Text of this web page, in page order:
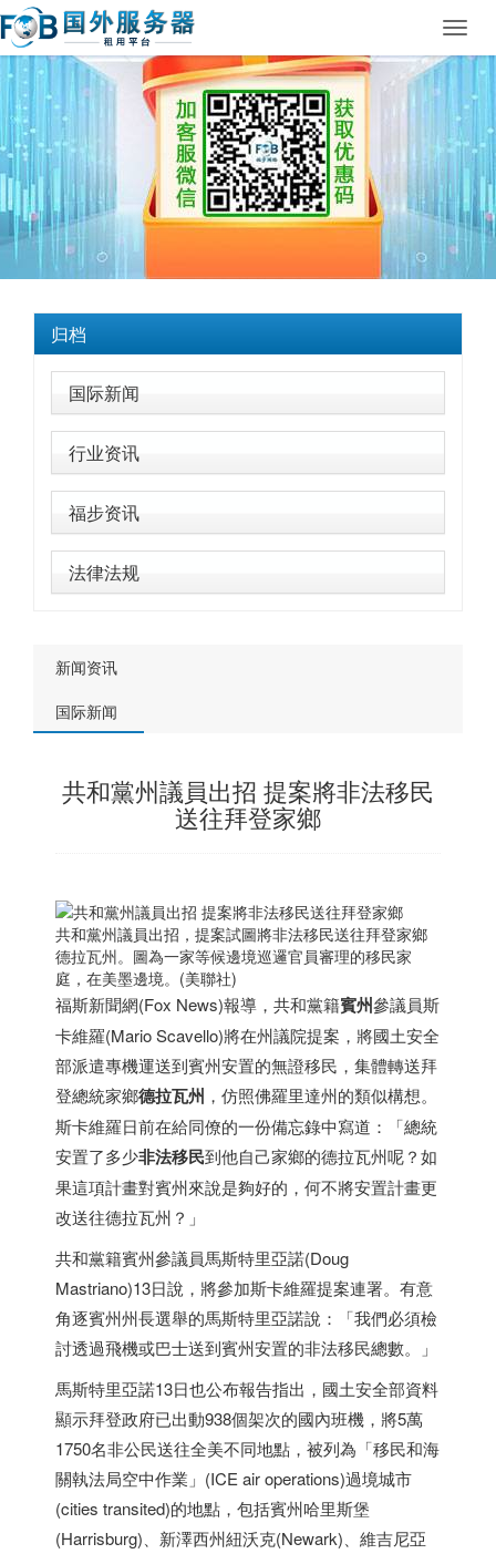
归档
国际新闻
行业资讯
福步资讯
法律法规
新闻资讯
国际新闻
共和黨州議員出招 提案將非法移民
送往拜登家鄉
共和黨州議員出招，提案試圖將非法移民送往拜登家鄉
德拉瓦州。圖為一家等候邊境巡邏官員審理的移民家
庭，在美墨邊境。(美聯社)
福斯新聞網(Fox News)報導，共和黨籍賓州參議員斯
卡維羅(Mario Scavello)將在州議院提案，將國土安全
部派遣專機運送到賓州安置的無證移民，集體轉送拜
登總統家鄉德拉瓦州 ，仿照佛羅里達州的類似構想。
斯卡維羅日前在給同僚的一份備忘錄中寫道：「總統
安置了多少非法移民到他自己家鄉的德拉瓦州呢？如
果這項計畫對賓州來說是夠好的，何不將安置計畫更
改送往德拉瓦州？」
共和黨籍賓州參議員馬斯特里亞諾(Doug
Mastriano)13日說，將參加斯卡維羅提案連署。有意
角逐賓州州長選舉的馬斯特里亞諾說：「我們必須檢
討透過飛機或巴士送到賓州安置的非法移民總數。」
馬斯特里亞諾13日也公布報告指出，國土安全部資料
顯示拜登政府已出動938個架次的國內班機，將5萬
1750名非公民送往全美不同地點，被列為「移民和海
關執法局空中作業」(ICE air operations)過境城市
(cities transited)的地點，包括賓州哈里斯堡
(Harrisburg)、新澤西州紐沃克(Newark)、維吉尼亞